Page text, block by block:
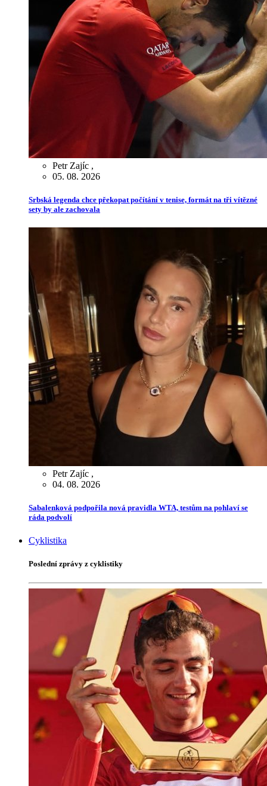
Petr Zajíc ,
05. 08. 2026
Srbská legenda chce překopat počítání v tenise, formát na tři vítězné
sety by ale zachovala
Petr Zajíc ,
04. 08. 2026
Sabalenková podpořila nová pravidla WTA, testům na pohlaví se
ráda podvolí
Cyklistika
Poslední zprávy z cyklistiky